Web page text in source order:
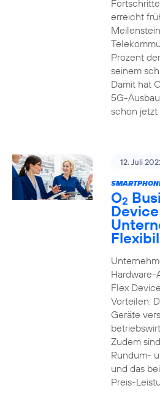
erreicht
Prozent
seinem
Damit hat
5G-
schon jetzt
12. Juli
O2
Hardware-
Flex
Vorteilen:
Geräte
Zudem
Rundum-
und das
Preis-